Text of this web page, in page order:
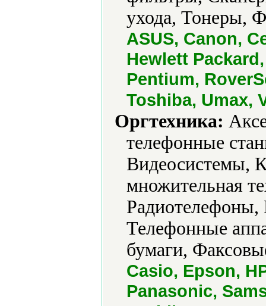
ухода, Тонеры,
ASUS, Canon,
Hewlett
Pentium,
Toshiba, Umax,
Оргтехника:
телефонные
Видеосистемы,
множительная
Радиотелефоны,
Телефонные
бумаги,
Casio, Epson,
Panasonic,